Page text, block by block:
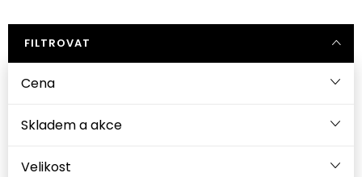
FILTROVAT
Cena
Velikost